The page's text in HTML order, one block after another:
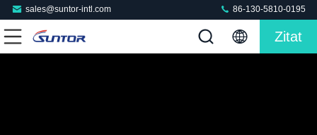
sales@suntor-intl.com 86-130-5810-0195
Zitat